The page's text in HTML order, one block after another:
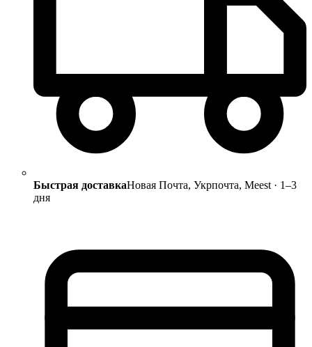
Быстрая доставкаНовая Почта, Укрпочта, Meest · 1–3
дня